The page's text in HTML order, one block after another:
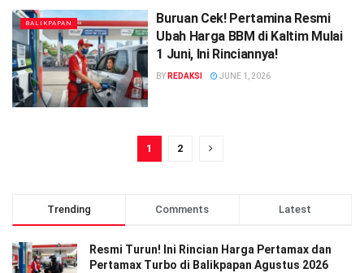
BALIKPAPAN
Buruan Cek! Pertamina Resmi
Ubah Harga BBM di Kaltim Mulai
1 Juni, Ini Rinciannya!
BY REDAKSI JUNE 1, 2026
1 2
Trending Comments Latest
Resmi Turun! Ini Rincian Harga Pertamax dan
Pertamax Turbo di Balikpapan Agustus 2026